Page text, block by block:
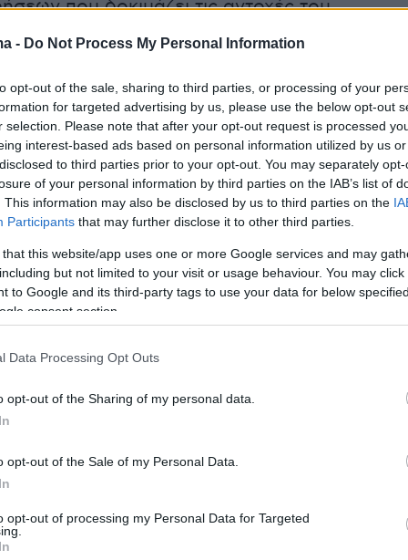
- Do Not Process My Personal Information
opt-out of the sale, sharing to third parties, or processing of your
for targeted advertising by us, please use the below opt-out
selection. Please note that after your opt-out request is processed
interest-based ads based on personal information utilized by us
to third parties prior to your opt-out. You may separately
of your personal information by third parties on the IAB’s list of
This information may also be disclosed by us to third parties on the
Participants that may further disclose it to other third parties.
that this website/app uses one or more Google services and may
but not limited to your visit or usage behaviour. You may
to Google and its third-party tags to use your data for below
consent section.
Data Processing Opt Outs
opt-out of the Sharing of my personal data.
opt-out of the Sale of my Personal Data.
opt-out of processing my Personal Data for Targeted
που δοκιμάζει τις αντοχές του
market. Το πετρέλαιο τύπου
Brent
4,8%, ξεπερνώντας τα 97,50 δολάρια το
πυροδοτήθηκε από τα αντίποινα του
έπληξε στρατιωτικούς στόχους εντός του
πυραυλικές επιθέσεις της Τεχεράνης,
εκκλήσεις του Ντόναλντ Τραμπ για
Οι ακριβότερες τιμές της ενέργειας, σε
τα ισχυρά στοιχεία για την απασχόληση στις
οδηγώντας τους επενδυτές να
σενέες αυξήσεις επιτοκίωναπό την Fed.
Κορέας να «καταρρέει» 8%. Η διόρθωση
AI, σε συνδυασμό με την υπερπροσφορά
από εταιρείες που αναζητούν κεφάλαια για
ο Nasdaq προέρχεται από τη μεγαλύτερη
τελευταίο χρόνο.
δεν περιορίζονται στις μετοχές. Τα